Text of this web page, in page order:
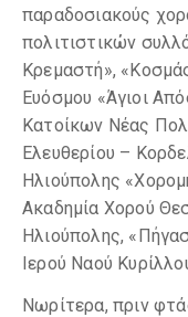
παραδοσιακούς
πολιτιστικών
Κρεμαστή»,
Ευόσμου «Άγιοι
Κατοίκων Νέας
Ελευθερίου –
Ηλιούπολης
Ακαδημία Χορού
Ηλιούπολης,
Ιερού Ναού
Νωρίτερα, πριν